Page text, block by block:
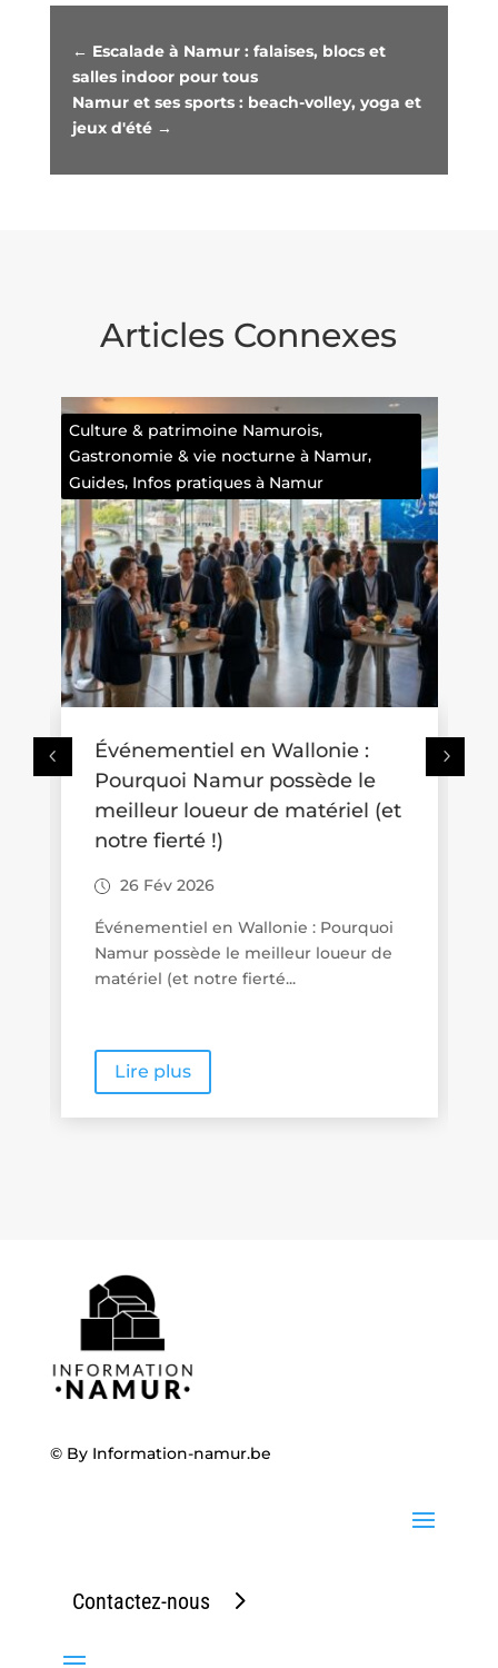
← Escalade à Namur : falaises, blocs et
salles indoor pour tous
Namur et ses sports : beach-volley, yoga et
jeux d'été→
Articles Connexes
,
à Namur,
à Namur
Wallonie :
possède le
matériel (et
: Pourquoi
loueur de
Faits divers
Où se promener avec
poussette en Wallonie ?
idées de balades
Promenades « poussette
Wallonie : quand le tourisme
proximité se veut vraiment...
© By Information-namur.be
Contactez-nous